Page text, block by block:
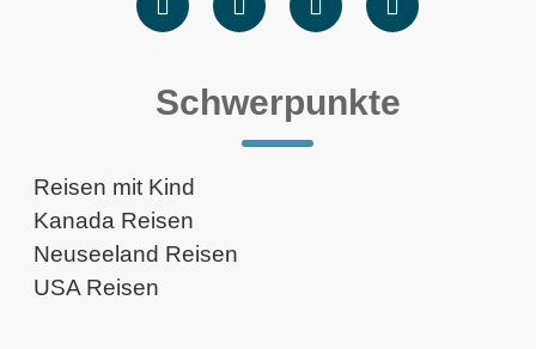
Schwerpunkte
Reisen mit Kind
Kanada Reisen
Neuseeland Reisen
USA Reisen